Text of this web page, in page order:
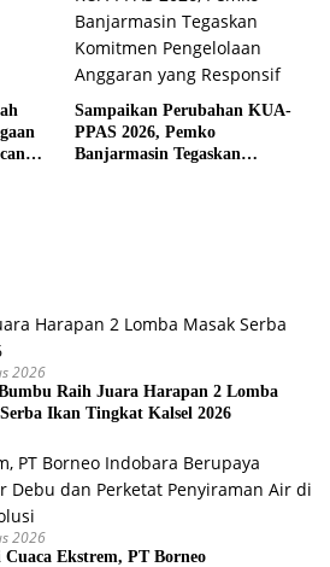
Sampaikan Perubahan KUA-
PPAS 2026, Pemko
Banjarmasin Tegaskan
2026
Raih Juara Harapan 2 Lomba
Ikan Tingkat Kalsel 2026
2026
Cuaca Ekstrem, PT Borneo